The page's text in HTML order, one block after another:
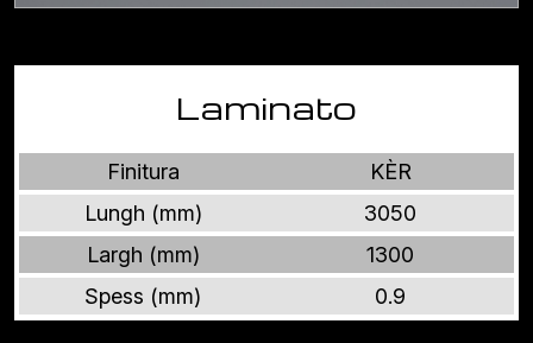
Laminato
Finitura
KÈR
Lungh (mm)
3050
Largh (mm)
1300
Spess (mm)
0.9